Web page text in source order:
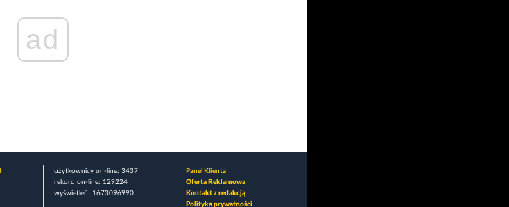
ad
użytkownicy on-line: 3437
rekord on-line: 129224
wyświetleń: 1673096990
Panel Klienta
Oferta Reklamowa
Kontakt z redakcją
Polityka prywatności